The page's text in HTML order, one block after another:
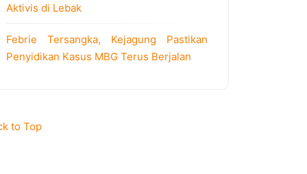
Aktivis di Lebak
Febrie Tersangka, Kejagung Pastikan
Penyidikan Kasus MBG Terus Berjalan
to Top